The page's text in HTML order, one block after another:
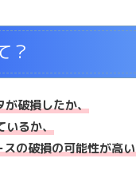
？
破損したか、
いるか、
の破損の可能性が高